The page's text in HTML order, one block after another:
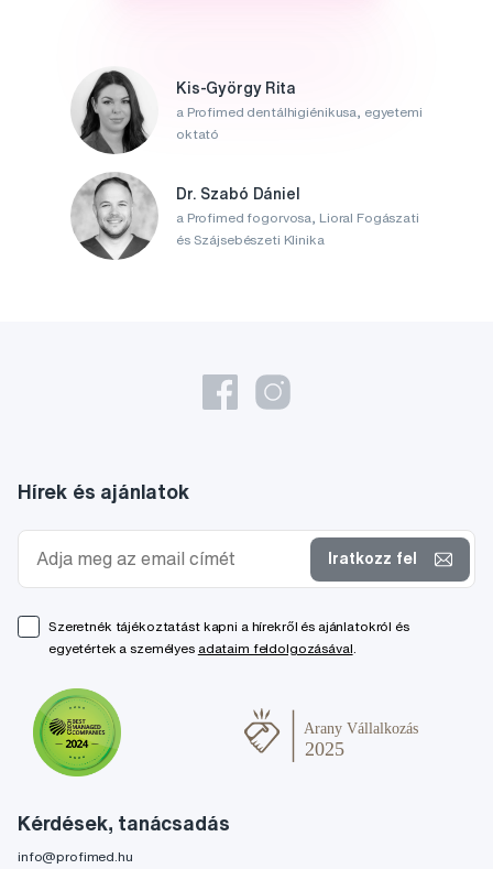
Kis-György Rita
a Profimed dentálhigiénikusa, egyetemi
oktató
Dr. Szabó Dániel
a Profimed fogorvosa, Lioral Fogászati
és Szájsebészeti Klinika
Kérdések, tanácsadás
info@profimed.hu
Hírek és ajánlatok
Iratkozz fel
Szeretnék tájékoztatást kapni a hírekről és ajánlatokról és
egyetértek a személyes adataim feldolgozásával